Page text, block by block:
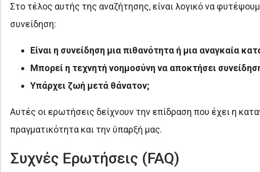
Στο τέλος αυτής της αναζήτησης, είναι λογικό να
συνείδηση:
Είναι η συνείδηση μια πιθανότητα ή μια αναγκαία
Μπορεί η τεχνητή νοημοσύνη να αποκτήσει
Υπάρχει ζωή μετά θάνατον;
Αυτές οι ερωτήσεις δείχνουν την επίδραση που έχει η
πραγματικότητα και την ύπαρξή μας.
Συχνές Ερωτήσεις (FAQ)